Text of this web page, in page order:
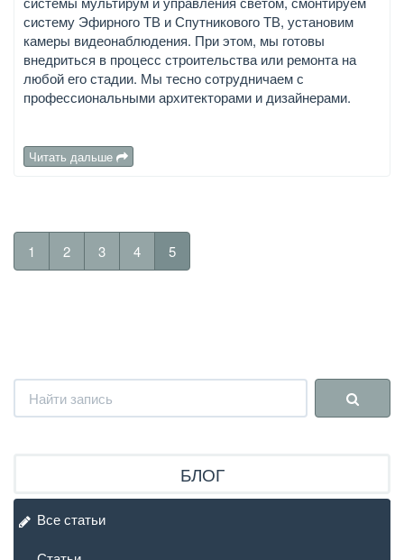
сиcтему Эфирного ТВ и Спутникового ТВ, установим
камеры видеонаблюдения. При этом, мы готовы
внедриться в процесс строительства или ремонта на
любой его стадии. Мы тесно сотрудничаем с
профессиональными архитекторами и дизайнерами.
Читать дальше
1 2 3 4 5
БЛОГ
Все статьи